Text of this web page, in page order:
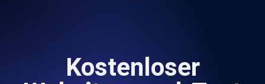
Kostenloser